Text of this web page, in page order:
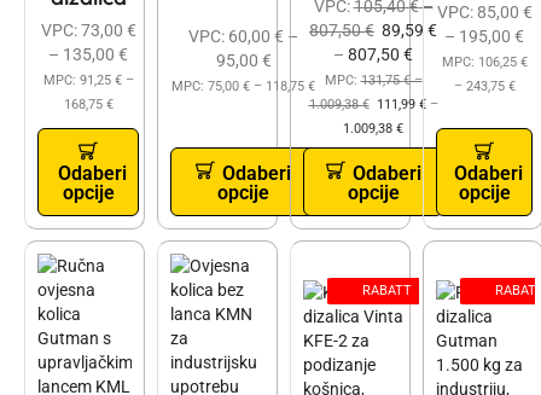
VPC:73,00 €
– 135,00 €
MPC: 91,25 €–
168,75 €
Odaberi
opcije
VPC: 60,00 € –
95,00 €
MPC: 75,00 € – 118,75 €
Odaberi
opcije
VPC:105,40€–
807,50€ 89,59 €
– 807,50 €
MPC:131,75€–
1.009,38€ 111,99 €–
1.009,38 €
Odaberi
opcije
VPC:85,00 €
– 195,00 €
MPC: 106,25 €
– 243,75 €
Odaberi
opcije
RABATT